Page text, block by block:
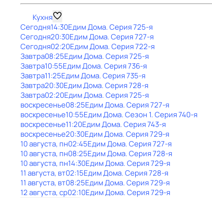
Кухня
Сегодня14:30Едим Дома. Серия 725-я
Сегодня20:30Едим Дома. Серия 727-я
Сегодня02:20Едим Дома. Серия 722-я
Завтра08:25Едим Дома. Серия 725-я
Завтра10:55Едим Дома. Серия 736-я
Завтра11:25Едим Дома. Серия 735-я
Завтра20:30Едим Дома. Серия 728-я
Завтра02:20Едим Дома. Серия 725-я
воскресенье08:25Едим Дома. Серия 727-я
воскресенье10:55Едим Дома. Сезон 1. Серия 740-я
воскресенье11:20Едим Дома. Серия 743-я
воскресенье20:30Едим Дома. Серия 729-я
10 августа, пн02:45Едим Дома. Серия 727-я
10 августа, пн08:25Едим Дома. Серия 728-я
10 августа, пн14:30Едим Дома. Серия 729-я
11 августа, вт02:15Едим Дома. Серия 728-я
11 августа, вт08:25Едим Дома. Серия 729-я
12 августа, ср02:10Едим Дома. Серия 729-я